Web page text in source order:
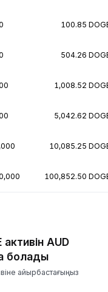
100.85
504.26
1,008.52
5,042.62
10,085.25
100,852.50
AUD
болады
айырбастағыңыз